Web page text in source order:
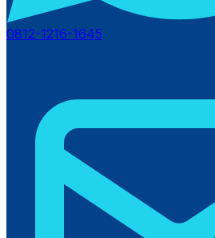
0812-1216-1645